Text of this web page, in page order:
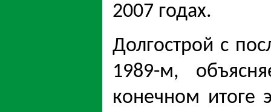
2007 годах.
Долгострой с
1989-м,
конечном итоге